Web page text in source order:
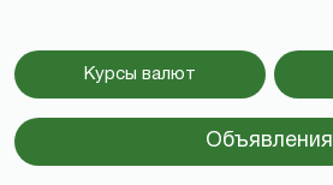
Курсы валют
Объявления